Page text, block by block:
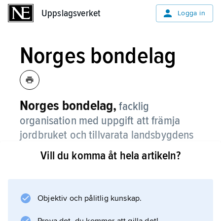
Uppslagsverket Logga in
Norges bondelag
Norges bondelag, facklig
organisation med uppgift att främja
jordbruket och tillvarata landsbygdens
intressen, grundad 1896 som Norsk
Landsmandsforbund, nuvarande namn
Norges bondelag förhandlar med staten om
Vill du komma åt hela artikeln?
Objektiv och pålitlig kunskap.